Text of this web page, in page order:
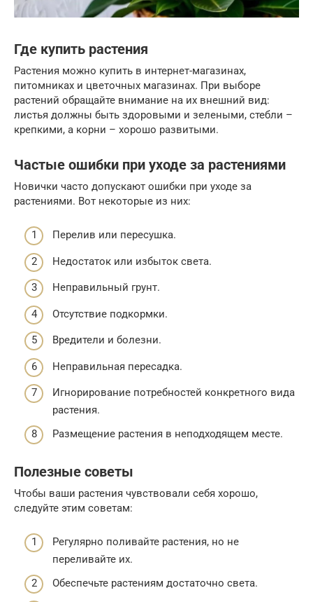
Где купить растения
Растения можно купить в интернет-магазинах,
питомниках и цветочных магазинах. При выборе
растений обращайте внимание на их внешний вид:
листья должны быть здоровыми и зелеными, стебли –
крепкими, а корни – хорошо развитыми.
Частые ошибки при уходе за растениями
Новички часто допускают ошибки при уходе за
растениями. Вот некоторые из них:
Перелив или пересушка.
Недостаток или избыток света.
Неправильный грунт.
Отсутствие подкормки.
Вредители и болезни.
Неправильная пересадка.
Игнорирование потребностей конкретного вида
растения.
Размещение растения в неподходящем месте.
Полезные советы
Чтобы ваши растения чувствовали себя хорошо,
следуйте этим советам:
Регулярно поливайте растения, но не
переливайте их.
Обеспечьте растениям достаточно света.